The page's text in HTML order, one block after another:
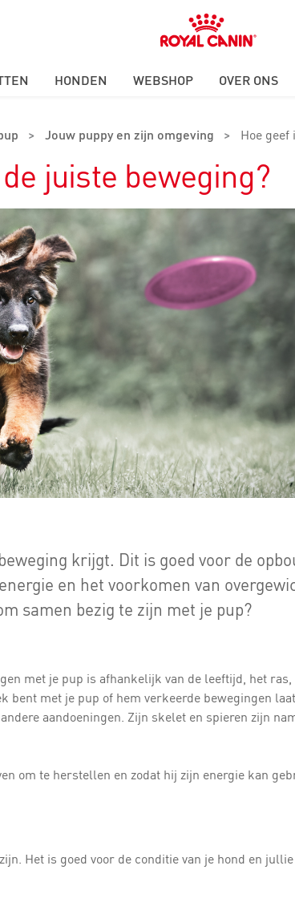
Royal
Canin
HONDEN WEBSHOP OVER ONS
> Jouw puppy en zijn omgeving > Hoe
juiste beweging?
krijgt. Dit is goed voor de
en het voorkomen van
samen bezig te zijn met je pup?
met je pup is afhankelijk van de leeftijd, het
bent met je pup of hem verkeerde bewegingen
aandoeningen. Zijn skelet en spieren zijn
om te herstellen en zodat hij zijn energie kan
Het is goed voor de conditie van je hond en